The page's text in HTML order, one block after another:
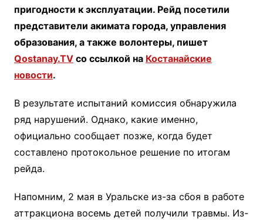
пригодности к эксплуатации. Рейд посетили
представители акимата города, управления
образования, а также волонтеры, пишет
Qostanay.TVсо ссылкой на Костанайские
новости.
В результате испытаний комиссия обнаружила
ряд нарушений. Однако, какие именно,
официально сообщает позже, когда будет
составлено протокольное решение по итогам
рейда.
Напомним, 2 мая в Уральске из-за сбоя в работе
аттракциона восемь детей получили травмы. Из-